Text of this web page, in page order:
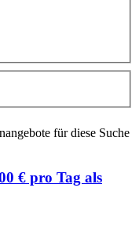
für diese Suche
€ pro Tag als